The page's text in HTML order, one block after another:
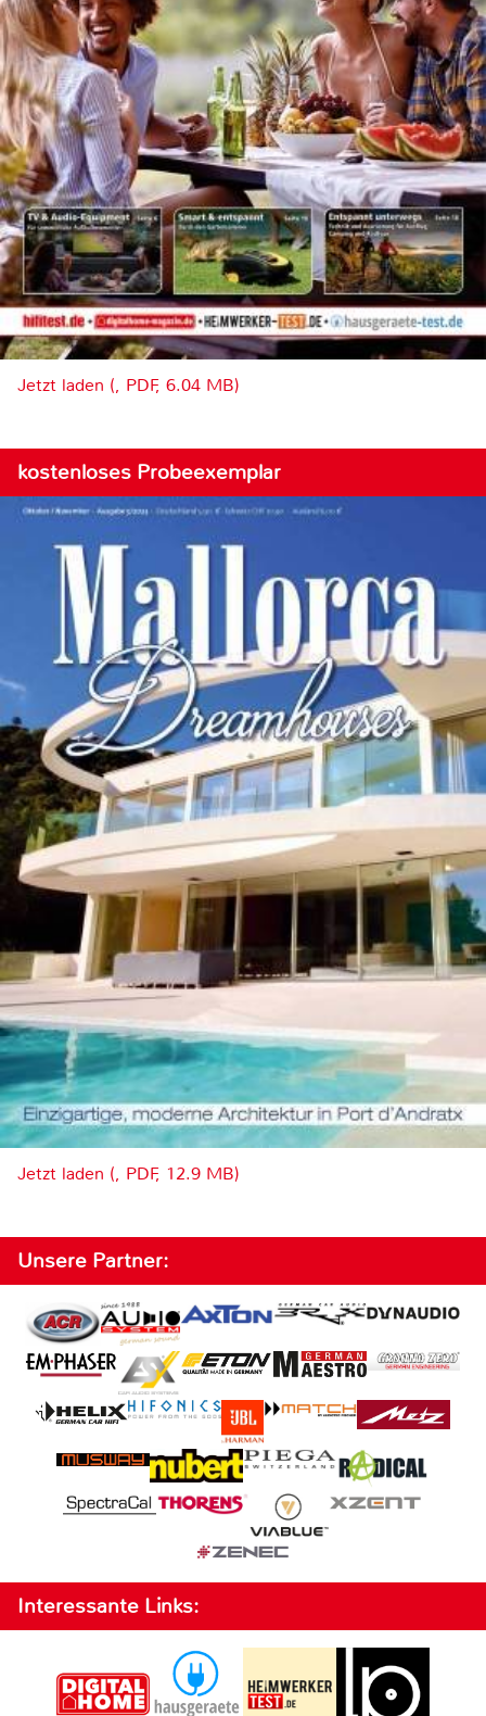
Jetzt laden (, PDF, 6.04 MB)
kostenloses Probeexemplar
Jetzt laden (, PDF, 12.9 MB)
Unsere Partner:
Interessante Links: